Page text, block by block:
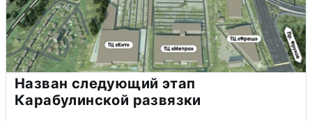
Назван следующий этап
Карабулинской развязки